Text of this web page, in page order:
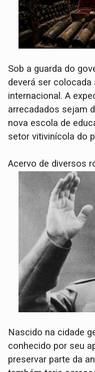
Sob a guarda do
deverá ser colocada
internacional. A
arrecadados sejam
nova escola de
setor vitivinícola do
Acervo de diversos
Nascido na cidade
conhecido por seu
preservar parte da